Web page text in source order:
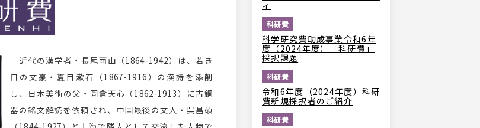
近代の漢学者・長尾雨山（1864-1942）は、若き
日の文豪・夏目漱石（1867-1916）の漢詩を添削
し、日本美術の父・岡倉天心（1862-1913）に古銅
器の銘文解読を依頼され、中国最後の文人・呉昌碩
ィ
科研費
科学研究費助成事業令和6年
度（2024年度）「科研費」
採択課題
科研費
令和6年度（2024年度）科研
費新規採択者のご紹介
科研費